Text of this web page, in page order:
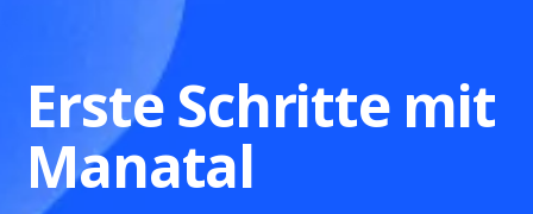
Erste Schritte mit
Manatal